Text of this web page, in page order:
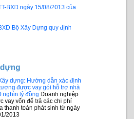
BXD ngày 15/08/2013 của
Bộ Xây Dựng quy định
dựng: Hướng dẫn xác định
được vay gói hỗ trợ nhà
nghìn tỷ đồng Doanh nghiệp
vay vốn để trả các chi phí
thanh toán phát sinh từ ngày
2013